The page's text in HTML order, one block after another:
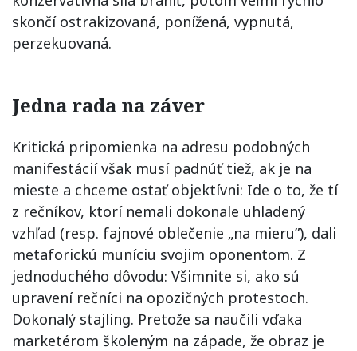
skončí ostrakizovaná, ponížená, vypnutá,
perzekuovaná.
Jedna rada na záver
Kritická pripomienka na adresu podobných
manifestácií však musí padnúť tiež, ak je na
mieste a chceme ostať objektívni: Ide o to, že tí
z rečníkov, ktorí nemali dokonale uhladený
vzhľad (resp. fajnové oblečenie „na mieru”), dali
metaforickú muníciu svojim oponentom. Z
jednoduchého dôvodu: Všimnite si, ako sú
upravení rečníci na opozičných protestoch.
Dokonalý stajling. Pretože sa naučili vďaka
marketérom školeným na západe, že obraz je